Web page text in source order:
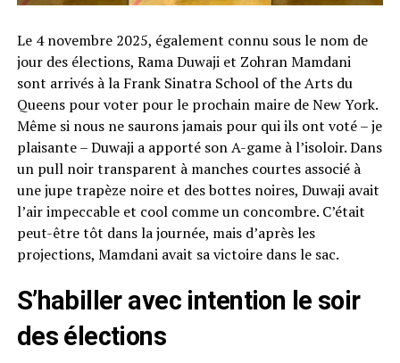
Le 4 novembre 2025, également connu sous le nom de
jour des élections, Rama Duwaji et Zohran Mamdani
sont arrivés à la Frank Sinatra School of the Arts du
Queens pour voter pour le prochain maire de New York.
Même si nous ne saurons jamais pour qui ils ont voté – je
plaisante – Duwaji a apporté son A-game à l’isoloir. Dans
un pull noir transparent à manches courtes associé à
une jupe trapèze noire et des bottes noires, Duwaji avait
l’air impeccable et cool comme un concombre. C’était
peut-être tôt dans la journée, mais d’après les
projections, Mamdani avait sa victoire dans le sac.
S’habiller avec intention le soir
des élections